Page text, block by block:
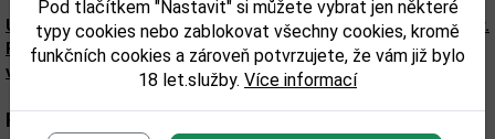
Pod tlačítkem "Nastavit" si můžete vybrat jen některé
typy cookies nebo zablokovat všechny cookies, kromě
funkčních cookies a zároveň potvrzujete, že vám již bylo
18 let.služby. Více informací
Upozorňujeme, že tento produkt může obsahovat alergeny.
Přesné složení a alergeny jsou k dispozici na obalu
výrobku. Zkontrolujte prosím před konzumací.
Parametry: